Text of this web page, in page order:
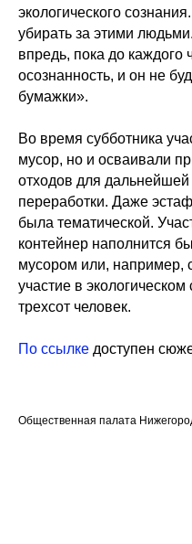
экологического
убирать за этими
впредь, пока до каждого
осознанность, и он не
бумажки».
Во время субботника
мусор, но и осваивали
отходов для дальнейшей
переработки. Даже
была тематической.
контейнер наполнится
мусором или, например,
участие в
трехсот человек.
По ссылке доступен
Общественная палата